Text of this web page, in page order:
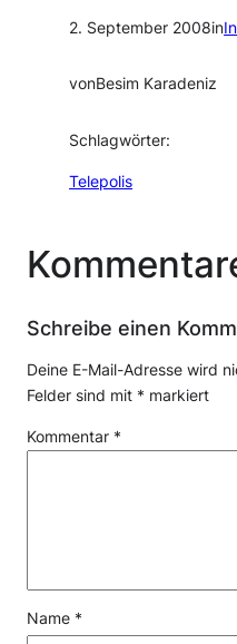
2. September 2008in
vonBesim Karadeniz
Schlagwörter:
Telepolis
Schreibe einen
Deine E-Mail-Adresse wird
Felder sind mit * markiert
Kommentar *
Name *